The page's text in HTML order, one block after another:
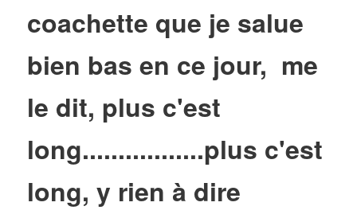
coachette que je salue
bien bas en ce jour, me
le dit, plus c'est
long.................plus c'est
long, y rien à dire